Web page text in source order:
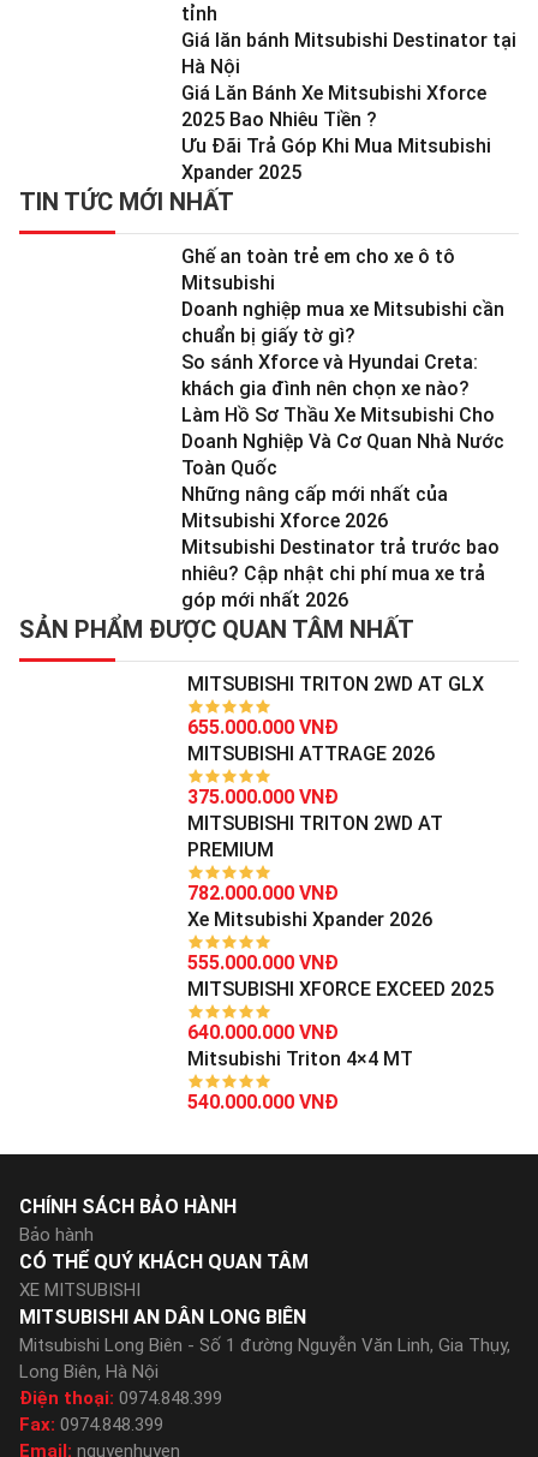
tỉnh
Giá lăn bánh Mitsubishi Destinator tại
Hà Nội
Giá Lăn Bánh Xe Mitsubishi Xforce
2025 Bao Nhiêu Tiền ?
Ưu Đãi Trả Góp Khi Mua Mitsubishi
Xpander 2025
TIN TỨC MỚI NHẤT
Ghế an toàn trẻ em cho xe ô tô
Mitsubishi
Doanh nghiệp mua xe Mitsubishi cần
chuẩn bị giấy tờ gì?
So sánh Xforce và Hyundai Creta:
khách gia đình nên chọn xe nào?
Làm Hồ Sơ Thầu Xe Mitsubishi Cho
Doanh Nghiệp Và Cơ Quan Nhà Nước
Toàn Quốc
Những nâng cấp mới nhất của
Mitsubishi Xforce 2026
Mitsubishi Destinator trả trước bao
nhiêu? Cập nhật chi phí mua xe trả
góp mới nhất 2026
SẢN PHẨM ĐƯỢC QUAN TÂM NHẤT
MITSUBISHI TRITON 2WD AT GLX
655.000.000 VNĐ
MITSUBISHI ATTRAGE 2026
375.000.000 VNĐ
MITSUBISHI TRITON 2WD AT
PREMIUM
782.000.000 VNĐ
Xe Mitsubishi Xpander 2026
555.000.000 VNĐ
MITSUBISHI XFORCE EXCEED 2025
640.000.000 VNĐ
Mitsubishi Triton 4×4 MT
540.000.000 VNĐ
MITSUBISHI AN DÂN LONG BIÊN
Mitsubishi Long Biên - Số 1 đường Nguyễn Văn Linh, Gia Thụy,
Long Biên, Hà Nội
Điện thoại: 0974.848.399
Fax: 0974.848.399
Email: nguyenhuyen
CHÍNH SÁCH BẢO HÀNH
Bảo hành
CÓ THỂ QUÝ KHÁCH QUAN TÂM
XE MITSUBISHI